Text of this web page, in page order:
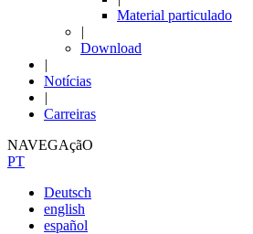
Material particulado
|
Download
|
Notícias
|
Carreiras
NAVEGAçãO
PT
Deutsch
english
español